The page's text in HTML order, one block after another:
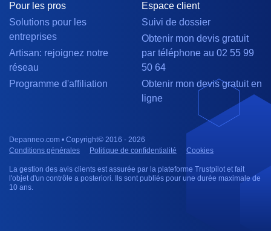
Pour les pros
Solutions pour les
entreprises
Artisan: rejoignez notre
réseau
Programme d'affiliation
Espace client
Suivi de dossier
Obtenir mon devis gratuit
par téléphone au 02 55 99
50 64
Obtenir mon devis gratuit en
ligne
Depanneo.com • Copyright© 2016 - 2026
Conditions générales
Politique de confidentialité Cookies
La gestion des avis clients est assurée par la plateforme Trustpilot et fait
l'objet d'un contrôle a posteriori. Ils sont publiés pour une durée maximale de
10 ans.